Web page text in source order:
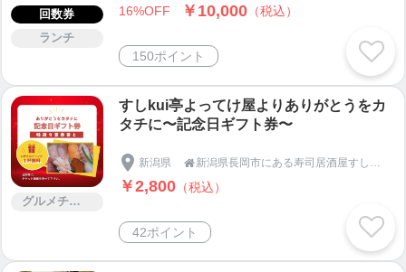
回数券
ランチ
16%OFF ￥10,000 （税込）
150ポイント
グルメチケット
すしkui亭よってけ屋よりありがとうをカ
タチに〜記念日ギフト券〜
新潟県 
￥2,800 （税込）
42ポイント